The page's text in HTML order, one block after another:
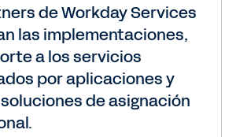
de Workday Services
las implementaciones,
a los servicios
por aplicaciones y
de asignación